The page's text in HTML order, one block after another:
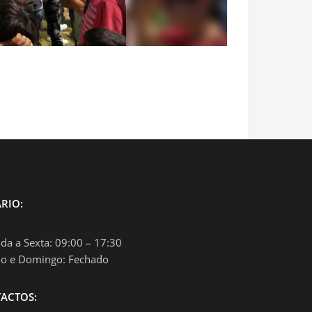
a Sexta: 09:00 – 17:30
e Domingo: Fechado